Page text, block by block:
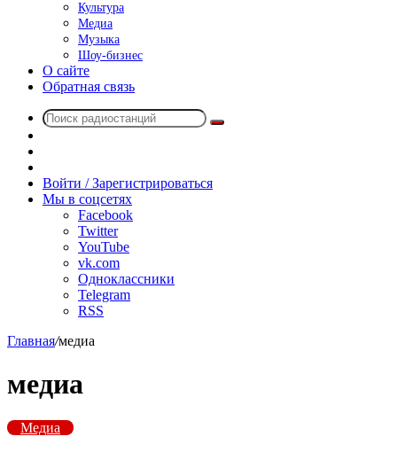
Культура
Медиа
Музыка
Шоу-бизнес
О сайте
Обратная связь
Поиск
радио
Войти / Зарегистрироваться
Мы в соцсетях
Facebook
Twitter
YouTube
vk.com
Одноклассники
Telegram
RSS
Главная/медиа
медиа
Медиа